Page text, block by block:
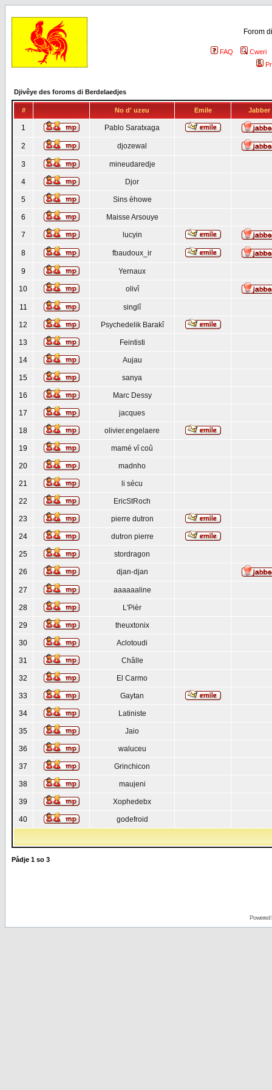
Forom
FAQ
Cweri
Djivêye des foroms di Berdelaedjes
# No d' uzeu Emile Jabber
1 Pablo Saratxaga
2 djozewal
3 mineudaredje
4 Djor
5 Sins èhowe
6 Maisse Arsouye
7 lucyin
8 fbaudoux_ir
9 Yernaux
10 olivî
11 singlî
12 Psychedelik Barakî
13 Feintisti
14 Aujau
15 sanya
16 Marc Dessy
17 jacques
18 olivier.engelaere
19 mamé vî coû
20 madnho
21 li sécu
22 EricStRoch
23 pierre dutron
24 dutron pierre
25 stordragon
26 djan-djan
27 aaaaaaline
28 L'Pièr
29 theuxtonix
30 Aclotoudi
31 Châlle
32 El Carmo
33 Gaytan
34 Latiniste
35 Jaio
36 waluceu
37 Grinchicon
38 maujeni
39 Xophedebx
40 godefroid
Pådje 1 so 3
Powered